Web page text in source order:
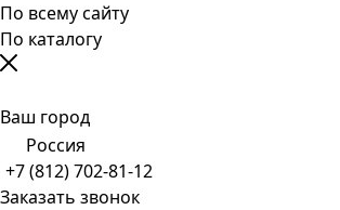
По всему сайту
По каталогу
Ваш город
Россия
+7 (812) 702-81-12
Заказать звонок